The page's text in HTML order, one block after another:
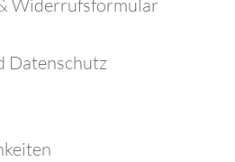
Widerrufsformular
Datenschutz